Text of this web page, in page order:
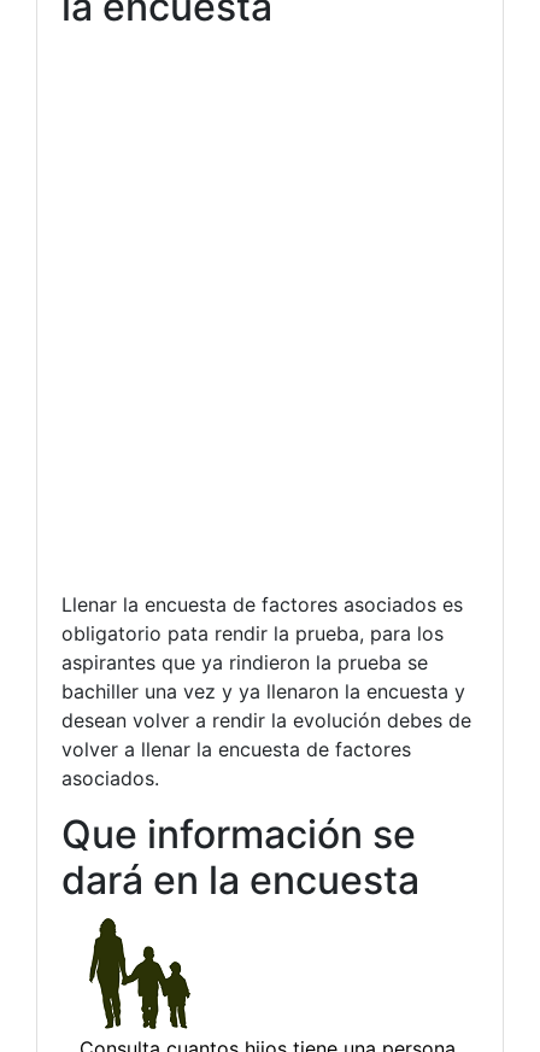
Llenar la encuesta de factores asociados es
obligatorio pata rendir la prueba, para los
aspirantes que ya rindieron la prueba se
bachiller una vez y ya llenaron la encuesta y
desean volver a rendir la evolución debes de
volver a llenar la encuesta de factores
asociados.
Que información se
dará en la encuesta